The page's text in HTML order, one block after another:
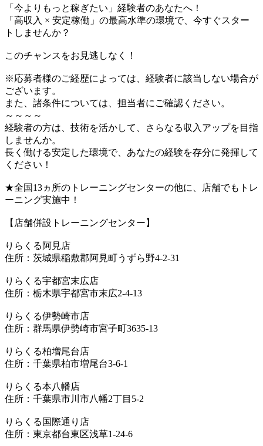
「今よりもっと稼ぎたい」経験者のあなたへ！
「高収入 × 安定稼働」の最高水準の環境で、今すぐスター
トしませんか？
このチャンスをお見逃しなく！
※応募者様のご経歴によっては、経験者に該当しない場合が
ございます。
また、諸条件については、担当者にご確認ください。
～～～～
経験者の方は、技術を活かして、さらなる収入アップを目指
しませんか。
長く働ける安定した環境で、あなたの経験を存分に発揮して
ください！
★全国13ヵ所のトレーニングセンターの他に、店舗でもトレ
ーニング実施中！
【店舗併設トレーニングセンター】
りらくる阿見店
住所：茨城県稲敷郡阿見町うずら野4-2-31
りらくる宇都宮末広店
住所：栃木県宇都宮市末広2-4-13
りらくる伊勢崎市店
住所：群馬県伊勢崎市宮子町3635-13
りらくる柏増尾台店
住所：千葉県柏市増尾台3-6-1
りらくる本八幡店
住所：千葉県市川市八幡2丁目5-2
りらくる国際通り店
住所：東京都台東区浅草1-24-6